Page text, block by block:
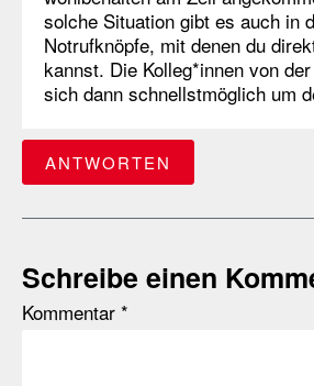
solche Situation gibt es auch in
Notrufknöpfe, mit denen du
kannst. Die Kolleg*innen von
sich dann schnellstmöglich um
ANTWORTEN
Schreibe einen
Kommentar *